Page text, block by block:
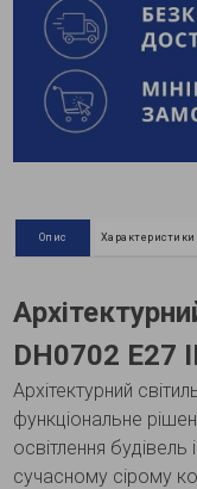
Опис Характеристики
DH0702 Е27
Архітектурний
функціональне
освітлення
сучасному сірому